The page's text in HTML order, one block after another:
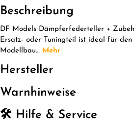
Beschreibung
DF Models Dämpferfederteller +
Ersatz- oder Tuningteil ist ideal für den
Modellbau… Mehr
Hersteller
Warnhinweise
🛠️ Hilfe & Service